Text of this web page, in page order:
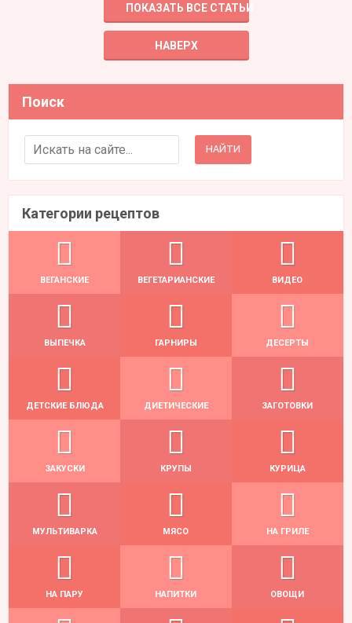
ПОКАЗАТЬ ВСЕ СТАТЬИ
НАВЕРХ
Поиск
Search for:
Категории рецептов
ВЕГАНСКИЕ ВЕГЕТАРИАНСКИЕ ВИДЕО
ВЫПЕЧКА ГАРНИРЫ ДЕСЕРТЫ
ДЕТСКИЕ БЛЮДА ДИЕТИЧЕСКИЕ ЗАГОТОВКИ
ЗАКУСКИ КРУПЫ КУРИЦА
МУЛЬТИВАРКА МЯСО НА ГРИЛЕ
НА ПАРУ НАПИТКИ ОВОЩИ